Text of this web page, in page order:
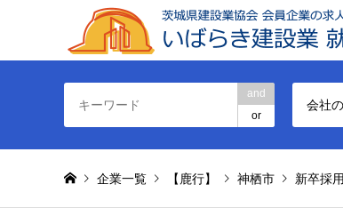
and
or
会社
企業一覧 【鹿行】 神栖市 新卒採用